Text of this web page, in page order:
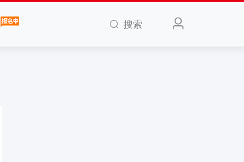
搜索